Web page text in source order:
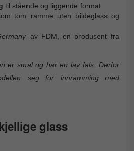
til stående og liggende format
tom ramme uten bildeglass og
av FDM, en produsent fra
er smal og har en lav fals. Derfor
seg for innramming med
glass